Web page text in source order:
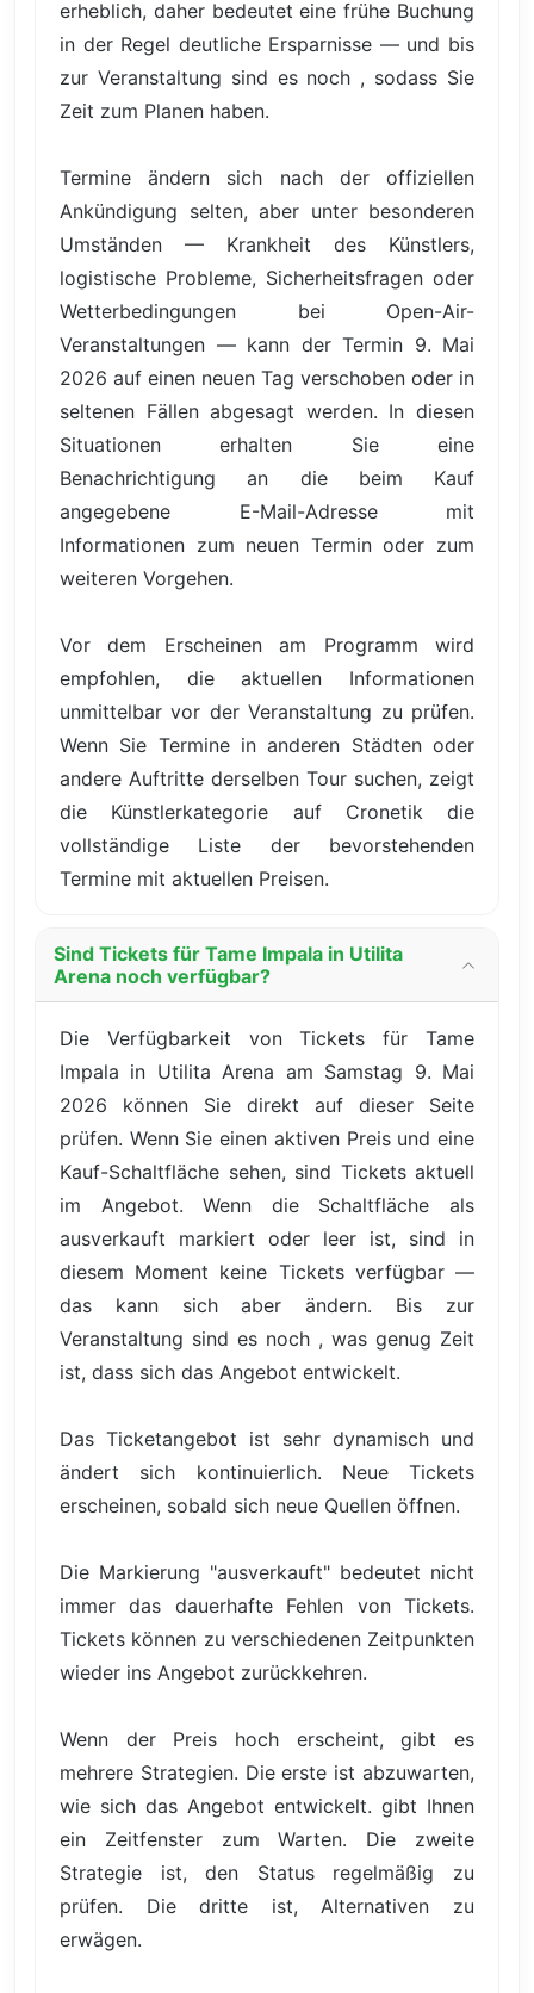
erheblich, daher bedeutet eine frühe Buchung
in der Regel deutliche Ersparnisse — und bis
zur Veranstaltung sind es noch , sodass Sie
Zeit zum Planen haben.
Termine ändern sich nach der offiziellen
Ankündigung selten, aber unter besonderen
Umständen — Krankheit des Künstlers,
logistische Probleme, Sicherheitsfragen oder
Wetterbedingungen bei Open-Air-
Veranstaltungen — kann der Termin 9. Mai
2026 auf einen neuen Tag verschoben oder in
seltenen Fällen abgesagt werden. In diesen
Situationen erhalten Sie eine
Benachrichtigung an die beim Kauf
angegebene E-Mail-Adresse mit
Informationen zum neuen Termin oder zum
weiteren Vorgehen.
Vor dem Erscheinen am Programm wird
empfohlen, die aktuellen Informationen
unmittelbar vor der Veranstaltung zu prüfen.
Wenn Sie Termine in anderen Städten oder
andere Auftritte derselben Tour suchen, zeigt
die Künstlerkategorie auf Cronetik die
vollständige Liste der bevorstehenden
Termine mit aktuellen Preisen.
Sind Tickets für Tame Impala in Utilita
Arena noch verfügbar?
Die Verfügbarkeit von Tickets für Tame
Impala in Utilita Arena am Samstag 9. Mai
2026 können Sie direkt auf dieser Seite
prüfen. Wenn Sie einen aktiven Preis und eine
Kauf-Schaltfläche sehen, sind Tickets aktuell
im Angebot. Wenn die Schaltfläche als
ausverkauft markiert oder leer ist, sind in
diesem Moment keine Tickets verfügbar —
das kann sich aber ändern. Bis zur
Veranstaltung sind es noch , was genug Zeit
ist, dass sich das Angebot entwickelt.
Das Ticketangebot ist sehr dynamisch und
ändert sich kontinuierlich. Neue Tickets
erscheinen, sobald sich neue Quellen öffnen.
Die Markierung "ausverkauft" bedeutet nicht
immer das dauerhafte Fehlen von Tickets.
Tickets können zu verschiedenen Zeitpunkten
wieder ins Angebot zurückkehren.
Wenn der Preis hoch erscheint, gibt es
mehrere Strategien. Die erste ist abzuwarten,
wie sich das Angebot entwickelt. gibt Ihnen
ein Zeitfenster zum Warten. Die zweite
Strategie ist, den Status regelmäßig zu
prüfen. Die dritte ist, Alternativen zu
erwägen.